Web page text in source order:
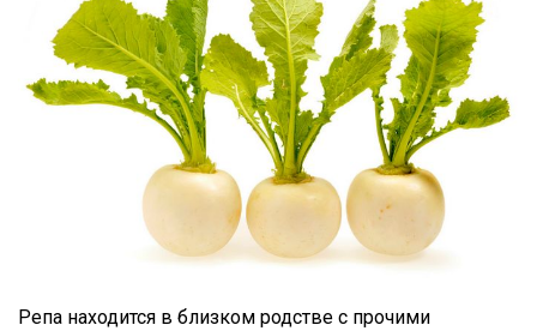
Репа находится в близком родстве с прочими